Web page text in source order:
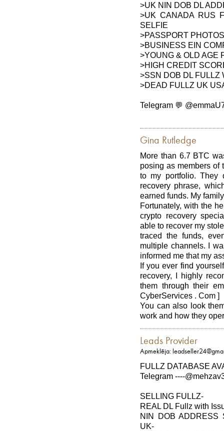
>UK NIN DOB DL
>UK CANADA RUS
SELFIE
>PASSPORT
>BUSINESS EIN
>YOUNG & OLD AGE
>HIGH CREDIT
>SSN DOB DL FULLZ
>DEAD FULLZ UK
Telegram 💬
Gina Rutledge
More than 6.7 BTC
posing as members of
to my portfolio. They
recovery phrase,
earned funds. My
Fortunately, with the
crypto recovery
able to recover my
traced the funds,
multiple channels. I
informed me that my
If you ever find
recovery, I highly
them through their
CyberServices . Com ]
You can also look
work and how they
Leads Provider
Apmeklēja:
FULLZ DATABASE
Telegram ----
SELLING FULLZ-
REAL DL Fullz with
NIN DOB ADDRESS
UK-